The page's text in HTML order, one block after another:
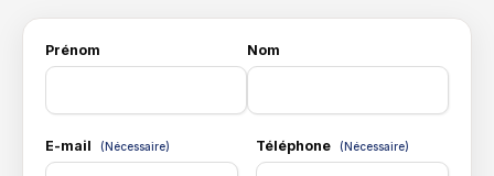
Prénom Nom
E-mail (Nécessaire) Téléphone (Nécessaire)